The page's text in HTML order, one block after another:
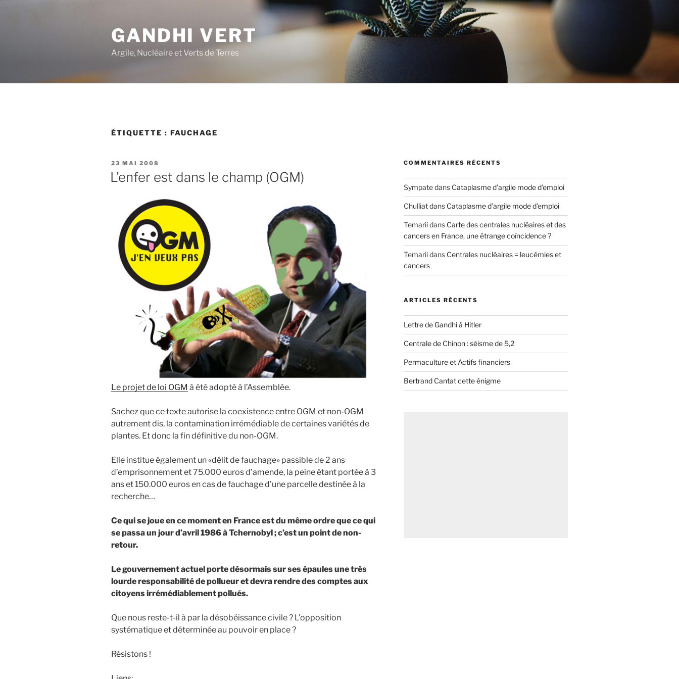
GANDHI VERT
Argile, Nucléaire et Verts de Terres
ÉTIQUETTE : FAUCHAGE
PUBLIÉ
LE
23 MAI 2008
L’enfer est dans le champ (OGM)
Le projet de loi OGM à été adopté à l’Assemblée.
Sachez que ce texte autorise la coexistence entre OGM et non-OGM
autrement dis, la contamination irrémédiable de certaines variétés de
plantes. Et donc la fin définitive du non-OGM.
Elle institue également un «délit de fauchage» passible de 2 ans
d’emprisonnement et 75.000 euros d’amende, la peine étant portée à 3
ans et 150.000 euros en cas de fauchage d’une parcelle destinée à la
recherche…
Ce qui se joue en ce moment en France est du même ordre que ce qui
se passa un jour d’avril 1986 à Tchernobyl ; c’est un point de non-
retour.
Le gouvernement actuel porte désormais sur ses épaules une très
lourde responsabilité de pollueur et devra rendre des comptes aux
citoyens irrémédiablement pollués.
Que nous reste-t-il à par la désobéissance civile ? L’opposition
systématique et déterminée au pouvoir en place ?
Résistons !
COMMENTAIRES RÉCENTS
Sympatedans Cataplasme d’argile mode d’emploi
Chulliatdans Cataplasme d’argile mode d’emploi
Temariidans Carte des centrales nucléaires et des
cancers en France, une étrange coïncidence ?
Temariidans Centrales nucléaires = leucémies et
cancers
ARTICLES RÉCENTS
Lettre de Gandhi à Hitler
Centrale de Chinon : séisme de 5,2
Permaculture et Actifs financiers
Bertrand Cantat cette énigme